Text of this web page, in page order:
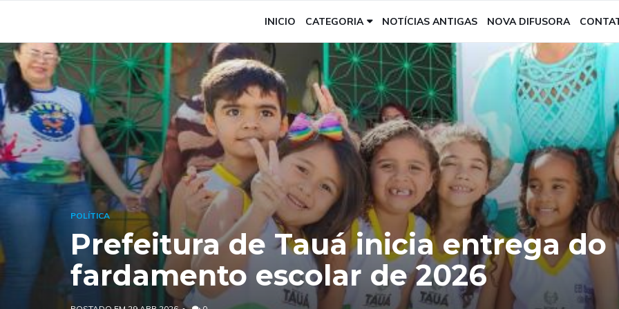
INICIO CATEGORIA NOTÍCIAS ANTIGAS NOVA DIFUSORA
POLÍTICA
Prefeitura de Tauá inicia entrega do
fardamento escolar de 2026